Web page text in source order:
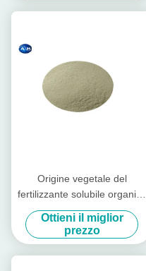
Origine vegetale del
fertilizzante solubile organico
giallo-chiaro tutta la
piantatura dei raccolti
Ottieni il miglior
prezzo